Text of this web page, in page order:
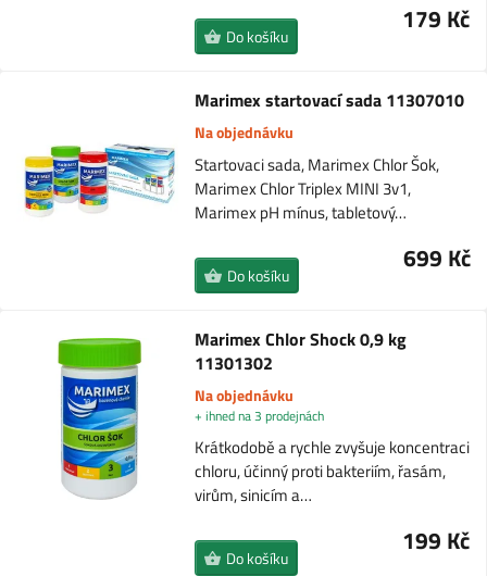
179 Kč
Do košíku
Marimex startovací sada 11307010
Na objednávku
Startovaci sada, Marimex Chlor Šok,
Marimex Chlor Triplex MINI 3v1,
Marimex pH mínus, tabletový…
699 Kč
Do košíku
Marimex Chlor Shock 0,9 kg
11301302
Na objednávku
+ ihned na 3 prodejnách
Krátkodobě a rychle zvyšuje koncentraci
chloru, účinný proti bakteriím, řasám,
virům, sinicím a…
199 Kč
Do košíku